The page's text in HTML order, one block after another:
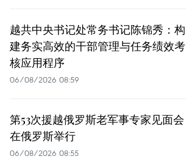
越共中央书记处常务书记陈锦秀：构
建务实高效的干部管理与任务绩效考
核应用程序
06/08/2026 08:59
第53次援越俄罗斯老军事专家见面会
在俄罗斯举行
06/08/2026 08:55